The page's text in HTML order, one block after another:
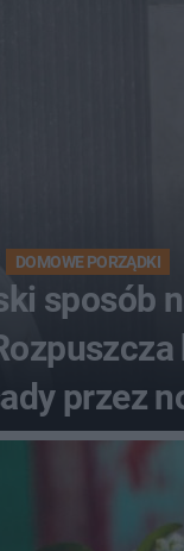
DOMOWE PORZĄDKI
sposób
przez